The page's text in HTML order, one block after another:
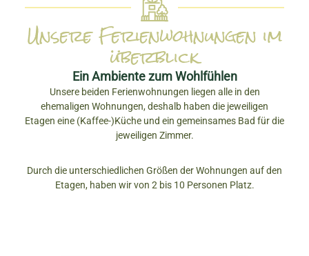
Unsere Ferienwohnungen im
überblick
Ein Ambiente zum Wohlfühlen
Unsere beiden Ferienwohnungen liegen alle in den
ehemaligen Wohnungen, deshalb haben die jeweiligen
Etagen eine (Kaffee-)Küche und ein gemeinsames Bad für die
jeweiligen Zimmer.
Durch die unterschiedlichen Größen der Wohnungen auf den
Etagen, haben wir von 2 bis 10 Personen Platz.